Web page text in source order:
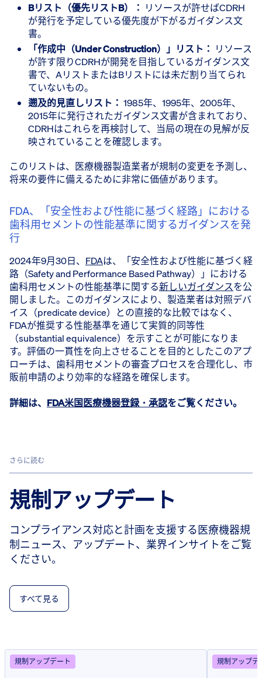
Bリスト（優先リストB）： リソースが許せばCDRH
が発行を予定している優先度が下がるガイダンス文
書。
「作成中（Under Construction）」リスト： リソース
が許す限りCDRHが開発を目指しているガイダンス文
書で、AリストまたはBリストには未だ割り当てられ
ていないもの。
遡及的見直しリスト： 1985年、1995年、2005年、
2015年に発行されたガイダンス文書が含まれており、
CDRHはこれらを再検討して、当局の現在の見解が反
映されていることを確認します。
このリストは、医療機器製造業者が規制の変更を予測し、
将来の要件に備えるために非常に価値があります。
FDA、「安全性および性能に基づく経路」における
歯科用セメントの性能基準に関するガイダンスを発
行
2024年9月30日、 FDAは、「安全性および性能に基づく経
路（Safety and Performance Based Pathway）」における
歯科用セメントの性能基準に関する新しいガイダンスを公
開しました。このガイダンスにより、製造業者は対照デバ
イス（predicate device）との直接的な比較ではなく、
FDAが推奨する性能基準を通じて実質的同等性
（substantial equivalence）を示すことが可能になりま
す。評価の一貫性を向上させることを目的としたこのアプ
ローチは、歯科用セメントの審査プロセスを合理化し、市
販前申請のより効率的な経路を確保します。
詳細は、 FDA米国医療機器登録・承認をご覧ください。
さらに読む
規制アップデート
コンプライアンス対応と計画を支援する医療機器規
制ニュース、アップデート、業界インサイトをご覧
ください。
すべて見る
規制アップデート 規制アップデ